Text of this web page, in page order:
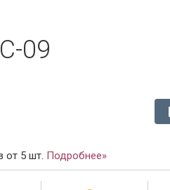
09
от 5 шт. Подробнее»